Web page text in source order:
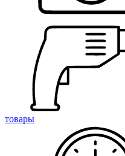
товары